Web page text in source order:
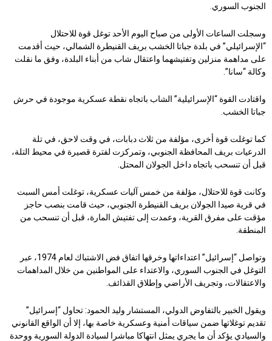
الجنوب السوري.
وسجلت الساعات الأولى من صباح اليوم الأحد توغل قوة للاحتلال
“الإسرائيلي” في بلدة جباتا الخشب بريف القنيطرة الشمالي، حيث أقدمت
على مداهمة منزلين وتفتيشهما واعتقال شاب من أبناء البلدة، وفق ما نقلت
وكالة “سانا”.
واقتادت القوة “الإسرائيلية” الشاب باتجاه نقطة عسكرية موجودة في حرش
جباتا الخشب.
كما توغلت قوة أخرى، مؤلفة من ثلاث دبابات، في وقت لاحق، في تلة
الدرعيات بريف المحافظة الجنوبي، وتمركزت لفترة قصيرة في محيط التلة،
قبل أن تنسحب باتجاه داخل الجولان المحتل.
وكانت قوة للاحتلال، مؤلفة من خمس آليات عسكرية، توغلت أمس السبت
في قرية صيدا الجولان بريف القنيطرة الجنوبي، حيث قامت بنصب حاجز
مؤقت على مفرق القرية، وعمدت إلى تفتيش المارة، قبل أن تنسحب من
المنطقة.
وتواصل “إسرائيل” اعتداءاتها وخرقها اتفاق فض الاشتباك لعام 1974، عبر
التوغل في الجنوب السوري، والاعتداء على المواطنين من خلال المداهمات
والاعتقالات، وتجريف الأراضي وإطلاق القذائف.
ويقول الخبير بالتفاوض الدولي، المستشار وليد الحمود: تحاول “إسرائيل”
تقديم توغلاتها ضمن سياقات أمنية وعسكرية خاصة بها، إلا أن الواقع القانوني
والسيادي يؤكد أن ما يجري يمثل انتهاكا مباشرا لسيادة الدولة السورية ووحدة